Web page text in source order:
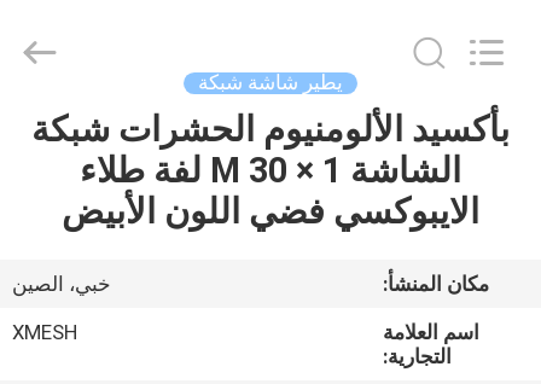
الصفحة
الرئيسية
معلومات
Reserved.
يطير شاشة شبكة
بأكسيد الألومنيوم الحشرات شبكة
الشاشة 1 × 30 M لفة طلاء
الايبوكسي فضي اللون الأبيض
مكان المنشأ:
خبي، الصين
اسم العلامة
التجارية:
XMESH